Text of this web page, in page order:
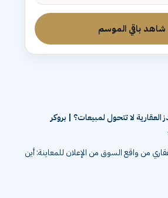
شاهد باقي الموسم
العقارية لا تتحول لمبيعات؟ | بروكر
من واقع السوق من الإعلان للمعاينة: أين